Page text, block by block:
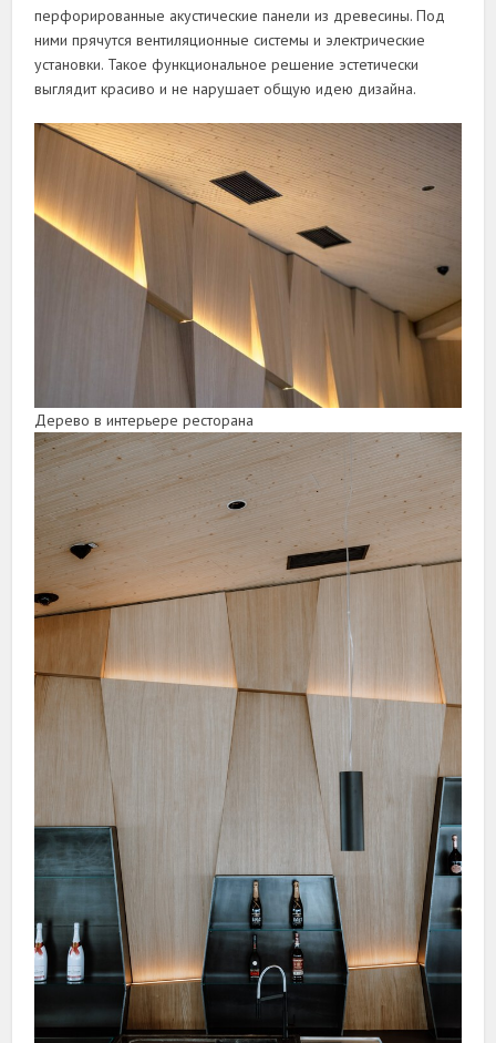
перфорированные акустические панели из древесины. Под
ними прячутся вентиляционные системы и электрические
установки. Такое функциональное решение эстетически
выглядит красиво и не нарушает общую идею дизайна.
Дерево в интерьере ресторана